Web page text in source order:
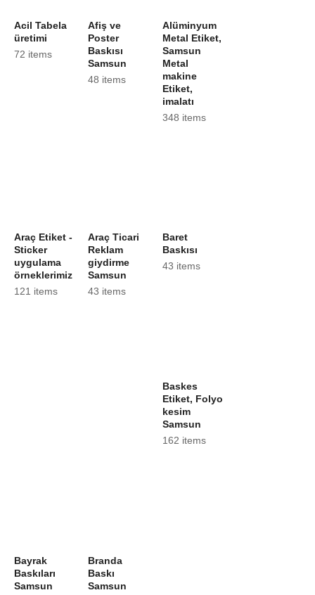
Acil Tabela
üretimi
72 items
Afiş ve
Poster
Baskısı
Samsun
48 items
Alüminyum
Metal Etiket,
Samsun
Metal
makine
Etiket,
imalatı
348 items
Araç Etiket -
Sticker
uygulama
örneklerimiz
121 items
Araç Ticari
Reklam
giydirme
Samsun
43 items
Baret
Baskısı
43 items
Baskes
Etiket, Folyo
kesim
Samsun
162 items
Bayrak
Baskıları
Samsun
Branda
Baskı
Samsun